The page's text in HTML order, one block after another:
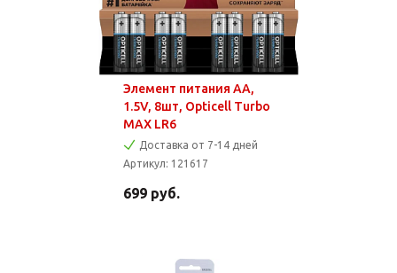
Элемент питания AA,
1.5V, 8шт, Opticell Turbo
MAX LR6
Доставка от 7-14 дней
Артикул: 121617
699 руб.